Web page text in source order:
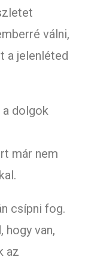
válni,
a jelenléted
a dolgok
már nem
csípni fog.
hogy van,
az